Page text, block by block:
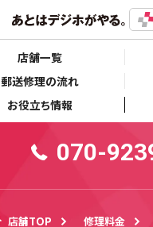
店舗一覧
郵送修理の流れ
お役立ち情報
070-
店舗TOP 修理料金